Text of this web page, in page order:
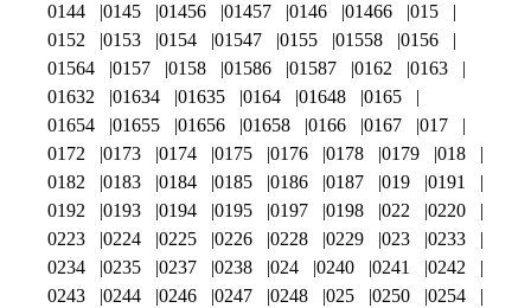
0144
0145 01456 01457 0146 01466
015
0152
0153 0154 01547 0155 01558
0156
01564
0157 0158 01586 01587 0162
0163
01632
01634 01635 0164 01648
0165
01654
01655 01656 01658 0166 0167
017
0172
0173 0174 0175 0176 0178 0179
018
0182
0183 0184 0185 0186 0187 019
0191
0192
0193 0194 0195 0197 0198 022
0220
0223
0224 0225 0226 0228 0229 023
0233
0234
0235 0237 0238 024 0240 0241
0242
0243
0244 0246 0247 0248 025 0250
0254